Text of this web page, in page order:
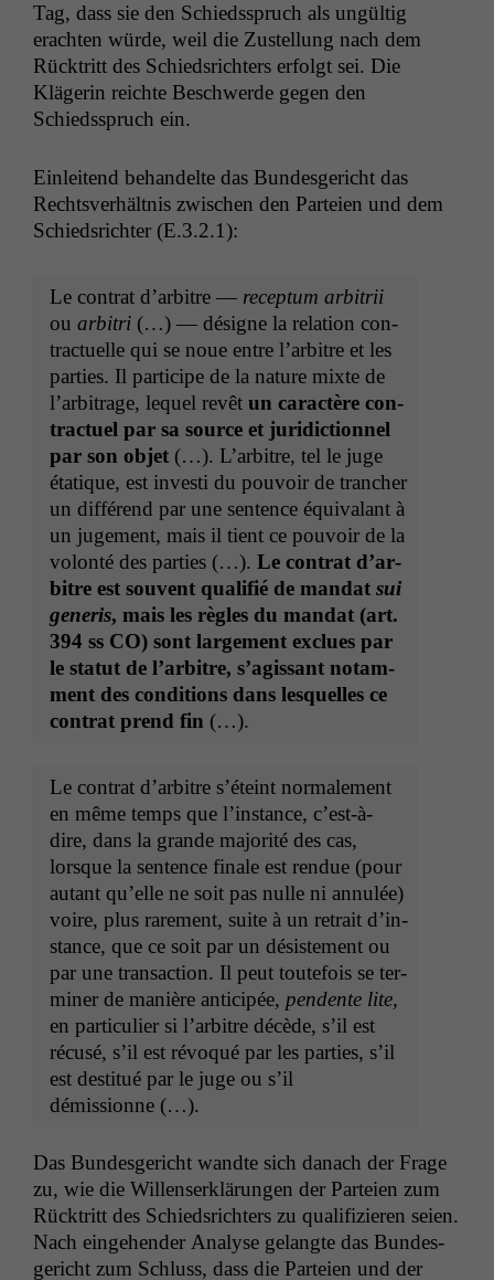
Tag, dass sie den Schiedsspruch als ungültig
eracht­en würde, weil die Zustel­lung nach dem
Rück­tritt des Schied­srichters erfol­gt sei. Die
Klägerin reichte Beschw­erde gegen den
Schiedsspruch ein.
Ein­lei­t­end behan­delte das Bun­des­gericht das
Rechtsver­hält­nis zwis­chen den Parteien und dem
Schied­srichter (E.3.2.1):
Le con­trat d’ar­bi­tre — recep­tum arbi­trii
ou arbi­tri (…) — désigne la rela­tion con­
tractuelle qui se noue entre l’ar­bi­tre et les
par­ties. Il par­ticipe de la nature mixte de
l’ar­bi­trage, lequel revêt un car­ac­tère con­
tractuel par sa source et juri­dic­tion­nel
par son objet (…). L’ar­bi­tre, tel le juge
éta­tique, est investi du pou­voir de tranch­er
un dif­férend par une sen­tence équiv­alant à
un juge­ment, mais il tient ce pou­voir de la
volon­té des par­ties (…). Le con­trat d’ar­
bi­tre est sou­vent qual­i­fié de man­dat sui
gener­is, mais les règles du man­dat (art.
394 ss CO) sont large­ment exclues par
le statut de l’ar­bi­tre, s’agis­sant notam­
ment des con­di­tions dans lesquelles ce
con­trat prend fin (…).
Le con­trat d’ar­bi­tre s’éteint nor­male­ment
en même temps que l’in­stance, c’est-à-
dire, dans la grande majorité des cas,
lorsque la sen­tence finale est ren­due (pour
autant qu’elle ne soit pas nulle ni annulée)
voire, plus rarement, suite à un retrait d’in­
stance, que ce soit par un désis­te­ment ou
par une trans­ac­tion. Il peut toute­fois se ter­
min­er de manière anticipée, pen­dente lite,
en par­ti­c­uli­er si l’ar­bi­tre décède, s’il est
récusé, s’il est révo­qué par les par­ties, s’il
est des­ti­tué par le juge ou s’il
démissionne (…).
Das Bun­des­gericht wandte sich danach der Frage
zu, wie die Wil­lenserk­lärun­gen der Parteien zum
Rück­tritt des Schied­srichters zu qual­i­fizieren seien.
Nach einge­hen­der Analyse gelangte das Bun­des­
gericht zum Schluss, dass die Parteien und der